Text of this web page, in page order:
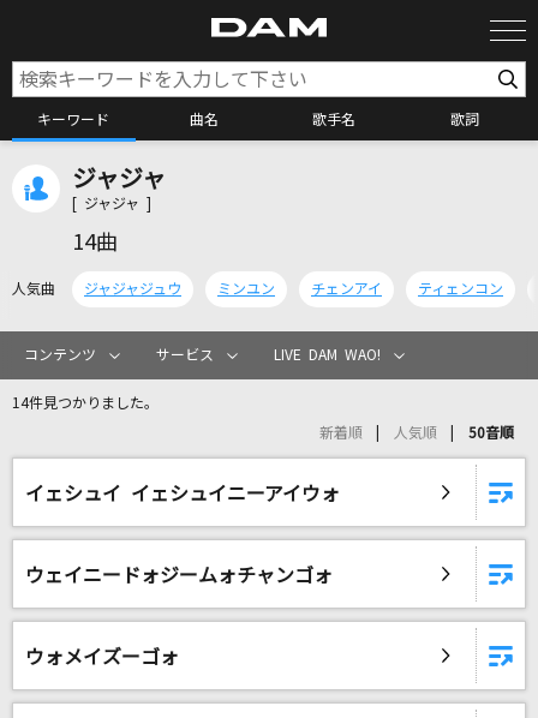
キーワード 曲名 歌手名 歌詞
カラオケリクエスト
リアルタイムで歌われている曲の一覧
SAKURAドロップス
宇多田ヒカル
ALPHA DRIVE ONE
ジャジャ
[ ジャジャ ]
14曲
人気曲 ジャジャジュウ ミンユン チェンアイ ティェンコン
コンテンツ サービス LIVE DAM WAO!
14件見つかりました。
新着順 人気順 50音順
イェシュイ イェシュイニーアイウォ
ウェイニードォジームォチャンゴォ
ウォメイズーゴォ